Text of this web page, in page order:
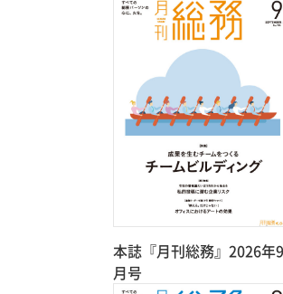
本誌『月刊総務』2026年9
月号